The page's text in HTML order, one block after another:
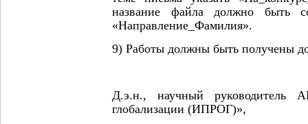
название файла должно быть
«Направление_Фамилия».
9) Работы должны быть получены
Д.э.н., научный руководитель
глобализации (ИПРОГ)»,